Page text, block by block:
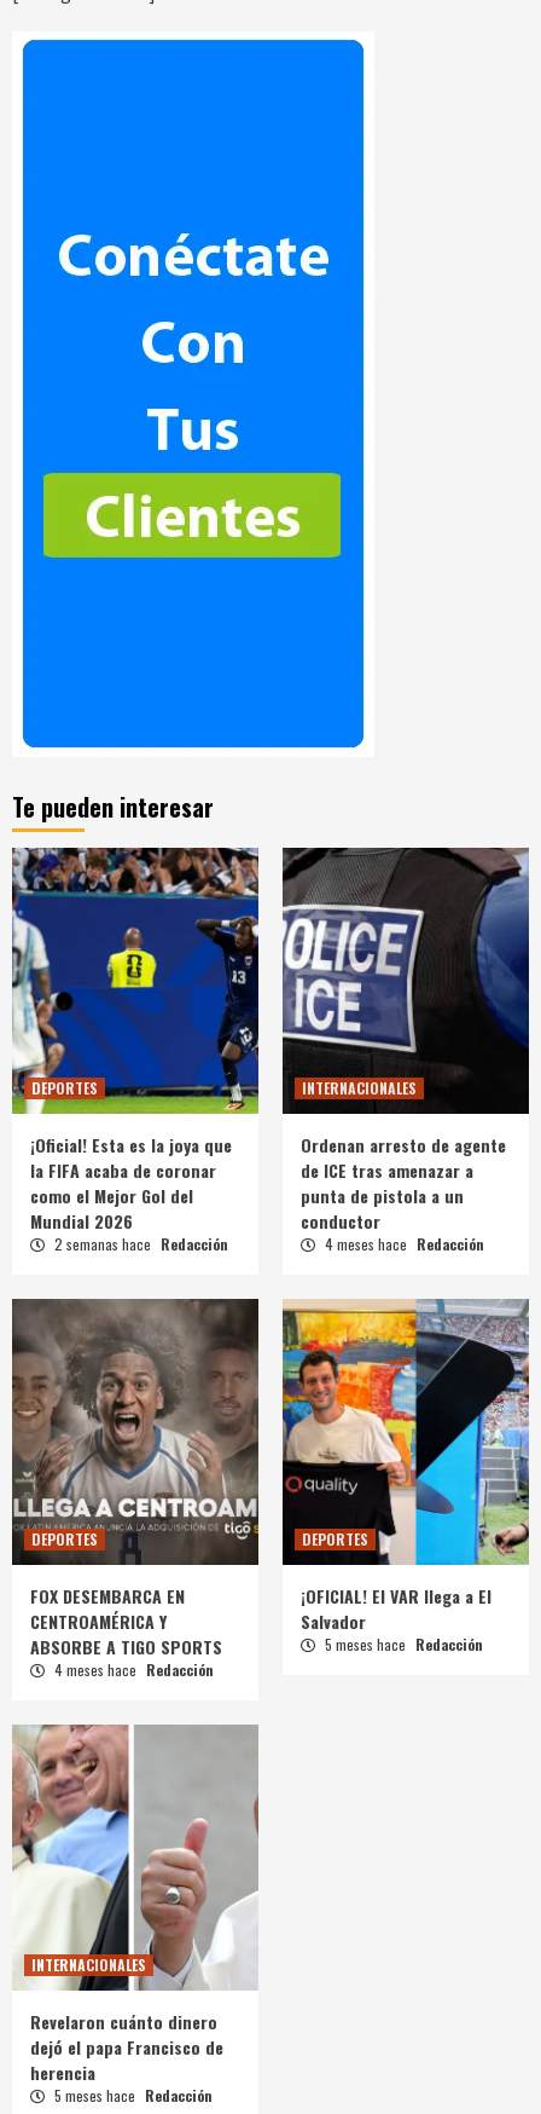
Te pueden interesar
DEPORTES
¡Oficial! Esta es la joya que
la FIFA acaba de coronar
como el Mejor Gol del
Mundial 2026
2 semanas hace Redacción
INTERNACIONALES
Ordenan arresto de agente
de ICE tras amenazar a
punta de pistola a un
conductor
4 meses hace Redacción
DEPORTES
FOX DESEMBARCA EN
CENTROAMÉRICA Y
ABSORBE A TIGO SPORTS
4 meses hace Redacción
DEPORTES
¡OFICIAL! El VAR llega a El
Salvador
5 meses hace Redacción
INTERNACIONALES
Revelaron cuánto dinero
dejó el papa Francisco de
herencia
5 meses hace Redacción